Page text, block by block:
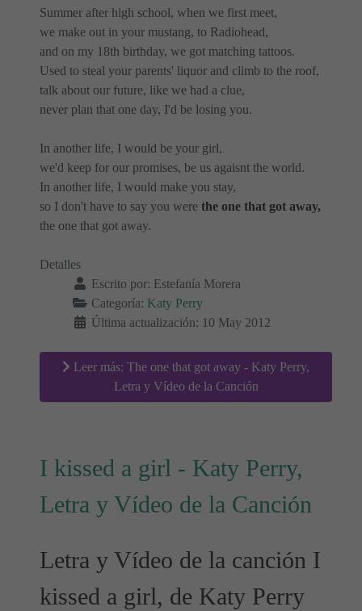
Summer after high school, when we first meet,
we make out in your mustang, to Radiohead,
and on my 18th birthday, we got matching tattoos.
Used to steal your parents' liquor and climb to the roof,
talk about our future, like we had a clue,
never plan that one day, I'd be losing you.
In another life, I would be your girl,
we'd keep for our promises, be us agaisnt the world.
In another life, I would make you stay,
so I don't have to say you were the one that got away,
the one that got away.
Detalles
Escrito por: Estefanía Morera
Categoría: Katy Perry
Última actualización: 10 May 2012
Leer más: The one that got away - Katy Perry,
Letra y Vídeo de la Canción
I kissed a girl - Katy Perry,
Letra y Vídeo de la Canción
Letra y Vídeo de la canción I
kissed a girl, de Katy Perry